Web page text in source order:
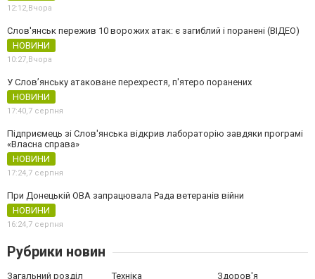
12:12,Вчора
Слов'янськ пережив 10 ворожих атак: є загиблий і поранені (ВІДЕО)
НОВИНИ
10:27,Вчора
У Слов’янську атаковане перехрестя, п'ятеро поранених
НОВИНИ
17:40,7 серпня
Підприємець зі Слов'янська відкрив лабораторію завдяки програмі
«Власна справа»
НОВИНИ
17:24,7 серпня
При Донецькій ОВА запрацювала Рада ветеранів війни
НОВИНИ
16:24,7 серпня
Рубрики новин
Загальний розділ Техніка Здоров'я